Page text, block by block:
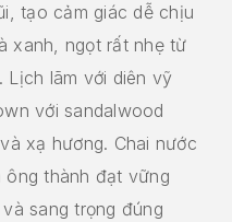
tạo cảm giác dễ chịu
xanh, ngọt rất nhẹ từ
Lịch lãm với diên vỹ
với sandalwood
xạ hương. Chai nước
ông thành đạt vững
sang trọng đúng